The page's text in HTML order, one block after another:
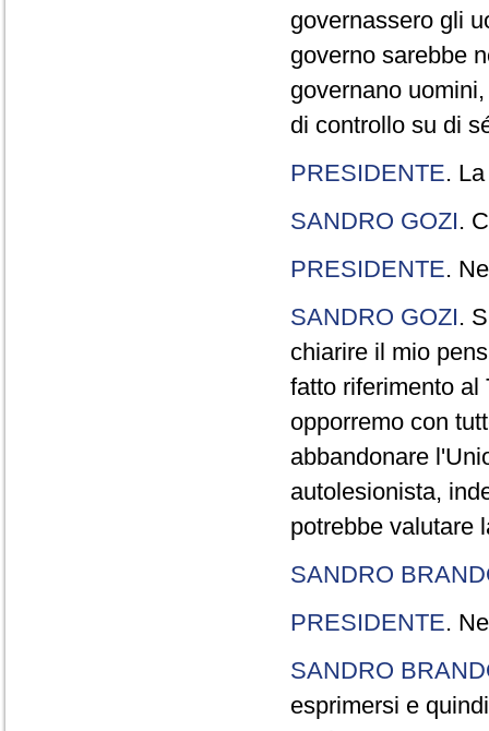
governassero gli
governo sarebbe
governano
di controllo su di
PRESIDENTE.
SANDRO GOZI.
PRESIDENTE.
SANDRO GOZI.
chiarire il mio
fatto riferimento al
opporremo con
abbandonare
autolesionista,
potrebbe valutare
SANDRO
PRESIDENTE.
SANDRO
esprimersi e